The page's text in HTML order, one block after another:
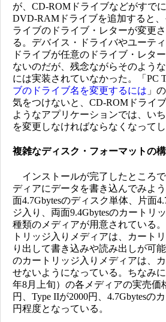
が、CD-ROMドライブなどがすで
DVD-RAMドライブを追加すると
ライブのドライブ・レターが変更
る。デバイス・ドライバやユーテ
ドライブが任意のドライブ・レタ
ないのだが、残念ながらそのよう
には実装されていなかった。「PC
ブのドライブ名を変更するには 」
気をつけないと、CD-ROMドライ
ようなアプリケーションでは、い
を変更しなければならなくなってし
複雑なディスク・フォーマットの
インストールが完了したところ
ディアにデータを書き込んでみよ
面4.7Gbytesのディスク単体、片面
ジ入り、両面9.4Gbytesのカートリ
種類のメディアが用意されている
トリッジ入りメディアは、カート
り出して書き込みや読み出しが可
のカートリッジ入りメディアは、
せないようになっている。ちなみ
年8月上旬）の各メディアの実売価
円、Type IIが2000円、4.7Gbytesの
円程度となっている。